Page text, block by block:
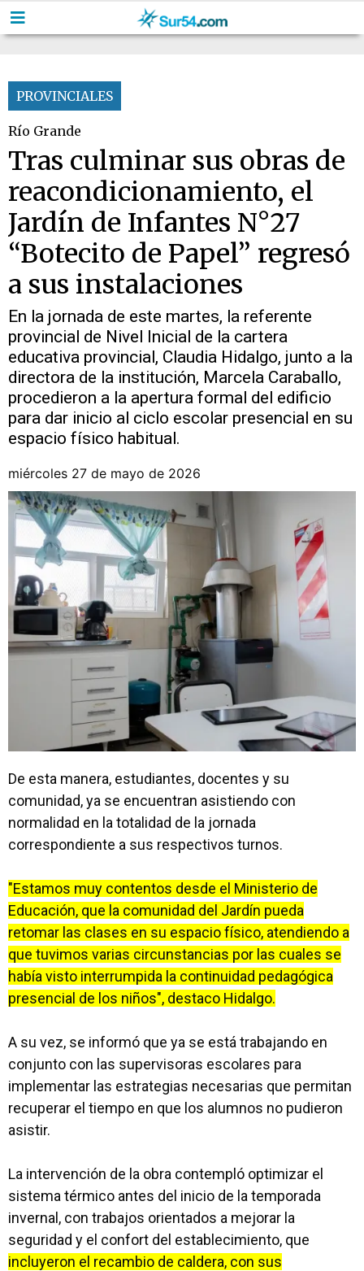
PROVINCIALES
Río Grande
Tras culminar sus obras de
reacondicionamiento, el
Jardín de Infantes N°27
“Botecito de Papel” regresó
a sus instalaciones
En la jornada de este martes, la referente
provincial de Nivel Inicial de la cartera
educativa provincial, Claudia Hidalgo, junto a la
directora de la institución, Marcela Caraballo,
procedieron a la apertura formal del edificio
para dar inicio al ciclo escolar presencial en su
espacio físico habitual.
miércoles 27 de mayo de 2026
De esta manera, estudiantes, docentes y su
comunidad, ya se encuentran asistiendo con
normalidad en la totalidad de la jornada
correspondiente a sus respectivos turnos.
"Estamos muy contentos desde el Ministerio de
Educación, que la comunidad del Jardín pueda
retomar las clases en su espacio físico, atendiendo a
que tuvimos varias circunstancias por las cuales se
había visto interrumpida la continuidad pedagógica
presencial de los niños", destaco Hidalgo.
A su vez, se informó que ya se está trabajando en
conjunto con las supervisoras escolares para
implementar las estrategias necesarias que permitan
recuperar el tiempo en que los alumnos no pudieron
asistir.
La intervención de la obra contempló optimizar el
sistema térmico antes del inicio de la temporada
invernal, con trabajos orientados a mejorar la
seguridad y el confort del establecimiento, que
incluyeron el recambio de caldera, con sus